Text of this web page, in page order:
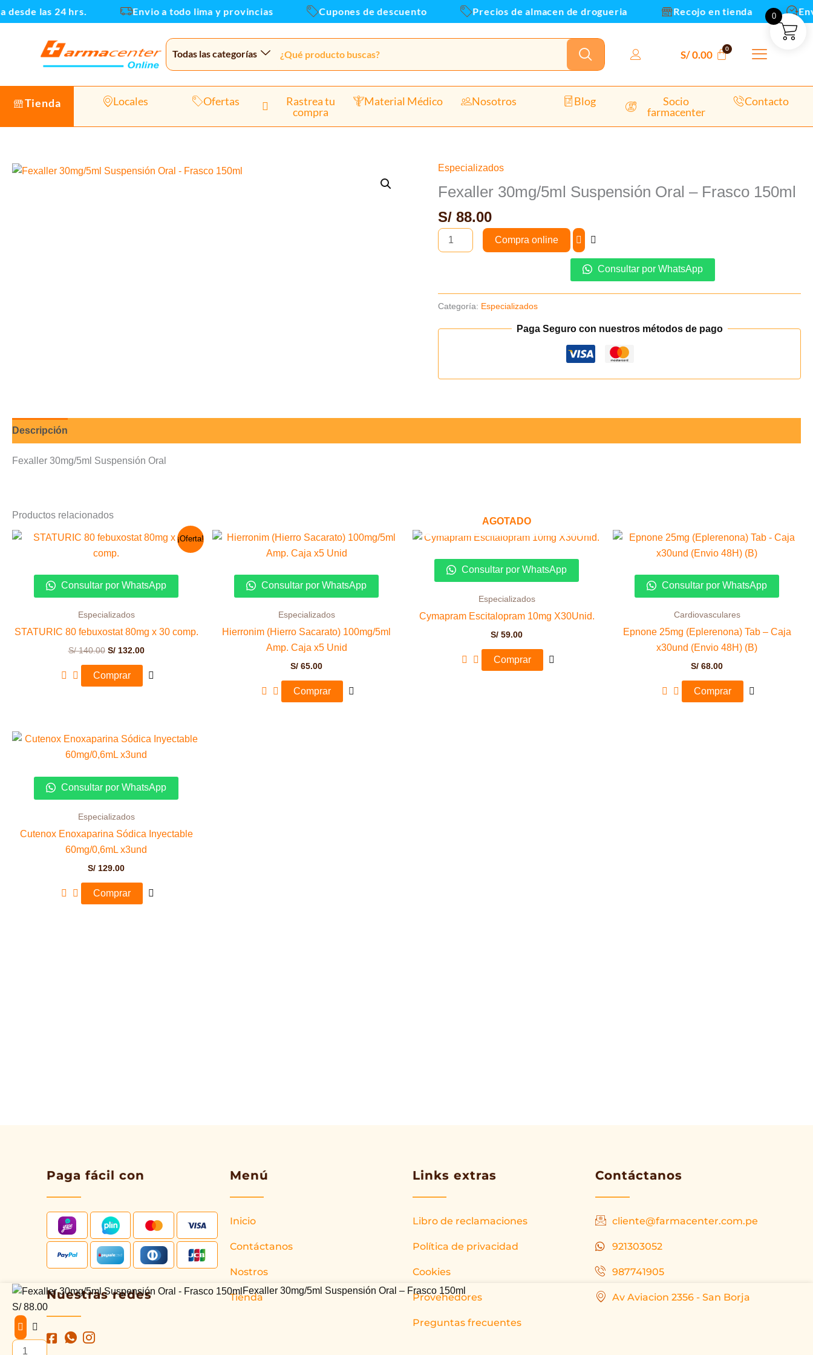
al
las 24 hrs. Envio a todo lima y provincias Cupones de descuento Precios de almacen de drogueria Recojo en tienda
Todas las categorías S/0.00
Tienda Locales Ofertas
Rastrea tu
compra
Material Médico Nosotros Blog
Socio
farmacenter
Contacto
Especializados
Fexaller 30mg/5ml Suspensión Oral – Frasco 150ml
S/ 88.00
Fexaller
30mg/5ml
Oral
-
Frasco
Compra online
Consultar por WhatsApp
Categoría: Especializados
Paga Seguro con nuestros métodos de pago
Descripción
Fexaller 30mg/5ml Suspensión Oral
Productos relacionados
¡Oferta!
Consultar por WhatsApp
Especializados
STATURIC 80 febuxostat 80mg x 30 comp.
S/140.00
El
original
S/132.00
El
precio
S/ 132.00.
Comprar
Consultar por WhatsApp
Especializados
Hierronim (Hierro Sacarato) 100mg/5ml
Amp. Caja x5 Unid
S/ 65.00
Comprar
AGOTADO
Consultar por WhatsApp
Especializados
Cymapram Escitalopram 10mg X30Unid.
S/ 59.00
Comprar
Consultar por WhatsApp
Cardiovasculares
Epnone 25mg (Eplerenona) Tab – Caja
x30und (Envio 48H) (B)
S/ 68.00
Comprar
Consultar por WhatsApp
Especializados
Cutenox Enoxaparina Sódica Inyectable
60mg/0,6mL x3und
S/ 129.00
Comprar
Paga fácil con
Nuestras redes
Menú
Inicio
Contáctanos
Nostros
Tienda
Links extras
Libro de reclamaciones
Política de privacidad
Cookies
Provehedores
Preguntas frecuentes
Contáctanos
cliente@farmacenter.com.pe
921303052
987741905
Av Aviacion 2356 - San Borja
0
Fexaller 30mg/5ml Suspensión Oral – Frasco 150ml
S/88.00
Fexaller
30mg/5ml
Suspensión
Oral